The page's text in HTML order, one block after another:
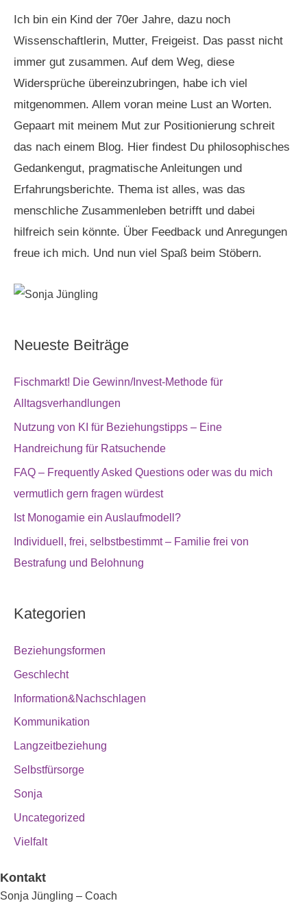
h
f
o
r
:
Ich bin ein Kind der 70er Jahre, dazu noch
Wissenschaftlerin, Mutter, Freigeist. Das passt nicht
immer gut zusammen. Auf dem Weg, diese
Widersprüche übereinzubringen, habe ich viel
mitgenommen. Allem voran meine Lust an Worten.
Gepaart mit meinem Mut zur Positionierung schreit
das nach einem Blog. Hier findest Du philosophisches
Gedankengut, pragmatische Anleitungen und
Erfahrungsberichte. Thema ist alles, was das
menschliche Zusammenleben betrifft und dabei
hilfreich sein könnte. Über Feedback und Anregungen
freue ich mich. Und nun viel Spaß beim Stöbern.
Neueste Beiträge
Fischmarkt! Die Gewinn/Invest-Methode für
Alltagsverhandlungen
Nutzung von KI für Beziehungstipps – Eine
Handreichung für Ratsuchende
FAQ – Frequently Asked Questions oder was du mich
vermutlich gern fragen würdest
Ist Monogamie ein Auslaufmodell?
Individuell, frei, selbstbestimmt – Familie frei von
Bestrafung und Belohnung
Kategorien
Beziehungsformen
Geschlecht
Information&Nachschlagen
Kommunikation
Langzeitbeziehung
Selbstfürsorge
Sonja
Uncategorized
Vielfalt
Kontakt
Sonja Jüngling – Coach